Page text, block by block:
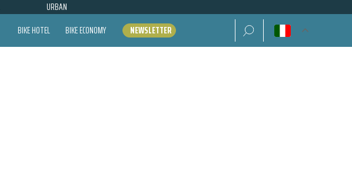
URBAN
BIKE HOTEL BIKE ECONOMY NEWSLETTER Ricerca per: